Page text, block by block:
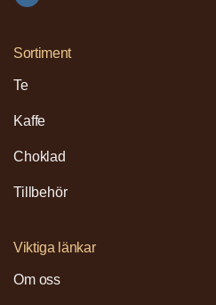
Sortiment
Te
Kaffe
Choklad
Tillbehör
Viktiga länkar
Om oss